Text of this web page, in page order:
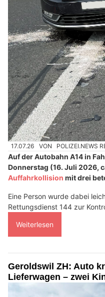
17.07.26 VON POLIZEI.NEWS
Auf der Autobahn A14 in
Donnerstag (16. Juli 2026,
Auffahrkollision mit drei
Eine Person wurde dabei
Rettungsdienst 144 zur
Weiterlesen
Geroldswil ZH: Auto
Lieferwagen – zwei